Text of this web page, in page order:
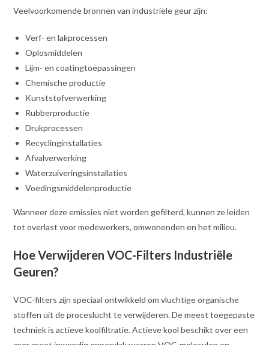
Veelvoorkomende bronnen van industriële geur zijn:
Verf- en lakprocessen
Oplosmiddelen
Lijm- en coatingtoepassingen
Chemische productie
Kunststofverwerking
Rubberproductie
Drukprocessen
Recyclinginstallaties
Afvalverwerking
Waterzuiveringsinstallaties
Voedingsmiddelenproductie
Wanneer deze emissies niet worden gefilterd, kunnen ze leiden
tot overlast voor medewerkers, omwonenden en het milieu.
Hoe Verwijderen VOC-Filters Industriële
Geuren?
VOC-filters zijn speciaal ontwikkeld om vluchtige organische
stoffen uit de proceslucht te verwijderen. De meest toegepaste
techniek is actieve koolfiltratie. Actieve kool beschikt over een